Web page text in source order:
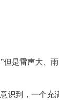
是雷声大、
识到，一个充